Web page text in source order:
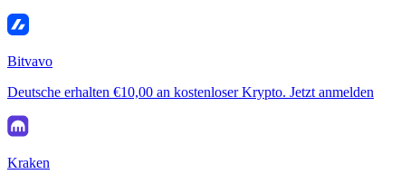
Bitvavo
Deutsche erhalten €10,00 an kostenloser Krypto. Jetzt anmelden
Kraken